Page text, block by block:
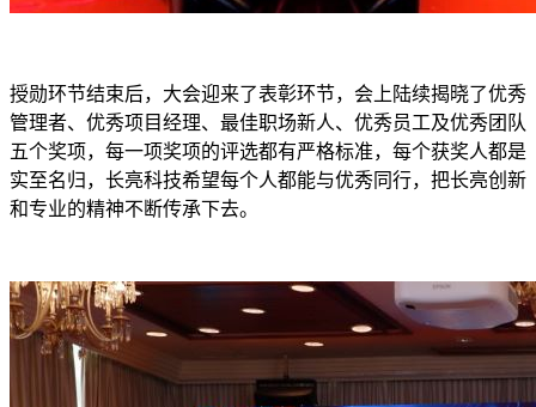
授勋环节结束后，大会迎来了表彰环节，会上陆续揭晓了优秀
管理者、优秀项目经理、最佳职场新人、优秀员工及优秀团队
五个奖项，每一项奖项的评选都有严格标准，每个获奖人都是
实至名归，长亮科技希望每个人都能与优秀同行，把长亮创新
和专业的精神不断传承下去。